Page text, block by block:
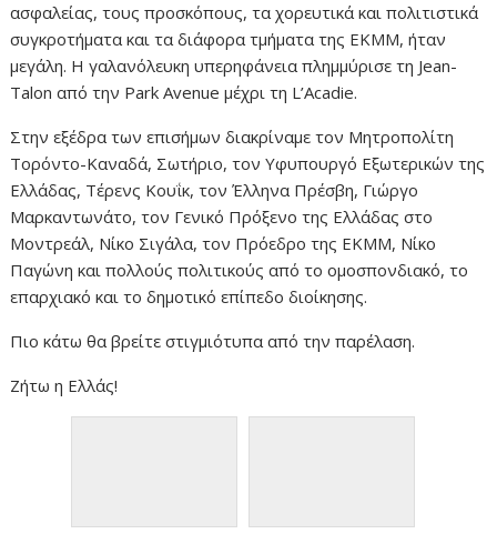
ασφαλείας, τους προσκόπους, τα χορευτικά και πολιτιστικά
συγκροτήματα και τα διάφορα τμήματα της ΕΚΜΜ, ήταν
μεγάλη. Η γαλανόλευκη υπερηφάνεια πλημμύρισε τη Jean-
Talon από την Park Avenue μέχρι τη L’Acadie.
Στην εξέδρα των επισήμων διακρίναμε τον Μητροπολίτη
Τορόντο-Καναδά, Σωτήριο, τον Υφυπουργό Εξωτερικών της
Ελλάδας, Τέρενς Κουΐκ, τον Έλληνα Πρέσβη, Γιώργο
Μαρκαντωνάτο, τον Γενικό Πρόξενο της Ελλάδας στο
Μοντρεάλ, Νίκο Σιγάλα, τον Πρόεδρο της ΕΚΜΜ, Νίκο
Παγώνη και πολλούς πολιτικούς από το ομοσπονδιακό, το
επαρχιακό και το δημοτικό επίπεδο διοίκησης.
Πιο κάτω θα βρείτε στιγμιότυπα από την παρέλαση.
Ζήτω η Ελλάς!